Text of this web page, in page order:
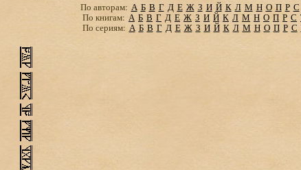
По авторам: А Б В Г Д Е Ж З И Й К Л М Н О П Р С
По книгам: А Б В Г Д Е Ж З И Й К Л М Н О П Р С
По сериям: А Б В Г Д Е Ж З И Й К Л М Н О П Р С